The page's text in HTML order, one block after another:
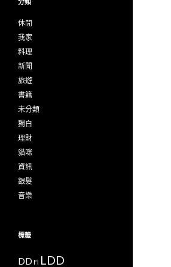
休閒
我家
料理
新聞
旅遊
書籍
未分類
獨白
理財
貓咪
資訊
銀髮
音樂
標籤
DD FI LDD